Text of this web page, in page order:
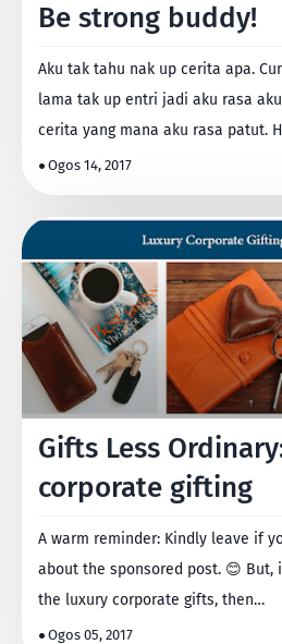
Be strong buddy!
Aku tak tahu nak up cerita apa.
lama tak up entri jadi aku rasa
Ogos 14, 2017
Gifts Less
corporate gifting
A warm reminder: Kindly leave if
about the sponsored post. 😊 But, if you're searching for
the luxury corporate gifts, then…
Ogos 05, 2017